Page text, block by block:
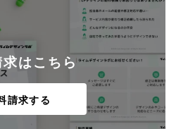
求はこちら
請求する